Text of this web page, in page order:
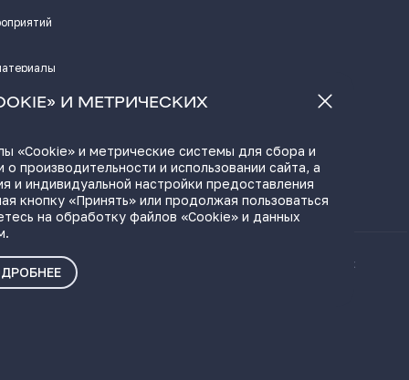
материалы
Политика о персональных
И МЕТРИЧЕСКИХ
«Cookie» и метрические системы для сбора и
производительности и использовании сайта, а
и индивидуальной настройки предоставления
кнопку «Принять» или продолжая пользоваться
на обработку файлов «Cookie» и данных